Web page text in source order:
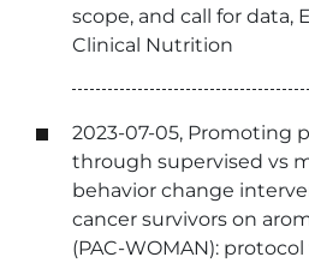
scope, and call for data,
Clinical Nutrition
2023-07-05, Promoting
through supervised vs
behavior change
cancer survivors on
(PAC-WOMAN):